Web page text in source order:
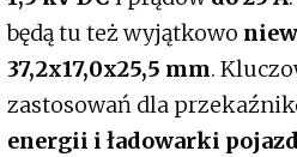
będą tu też wyjątkowo
37,2x17,0x25,5 mm.
zastosowań dla
energii i ładowarki